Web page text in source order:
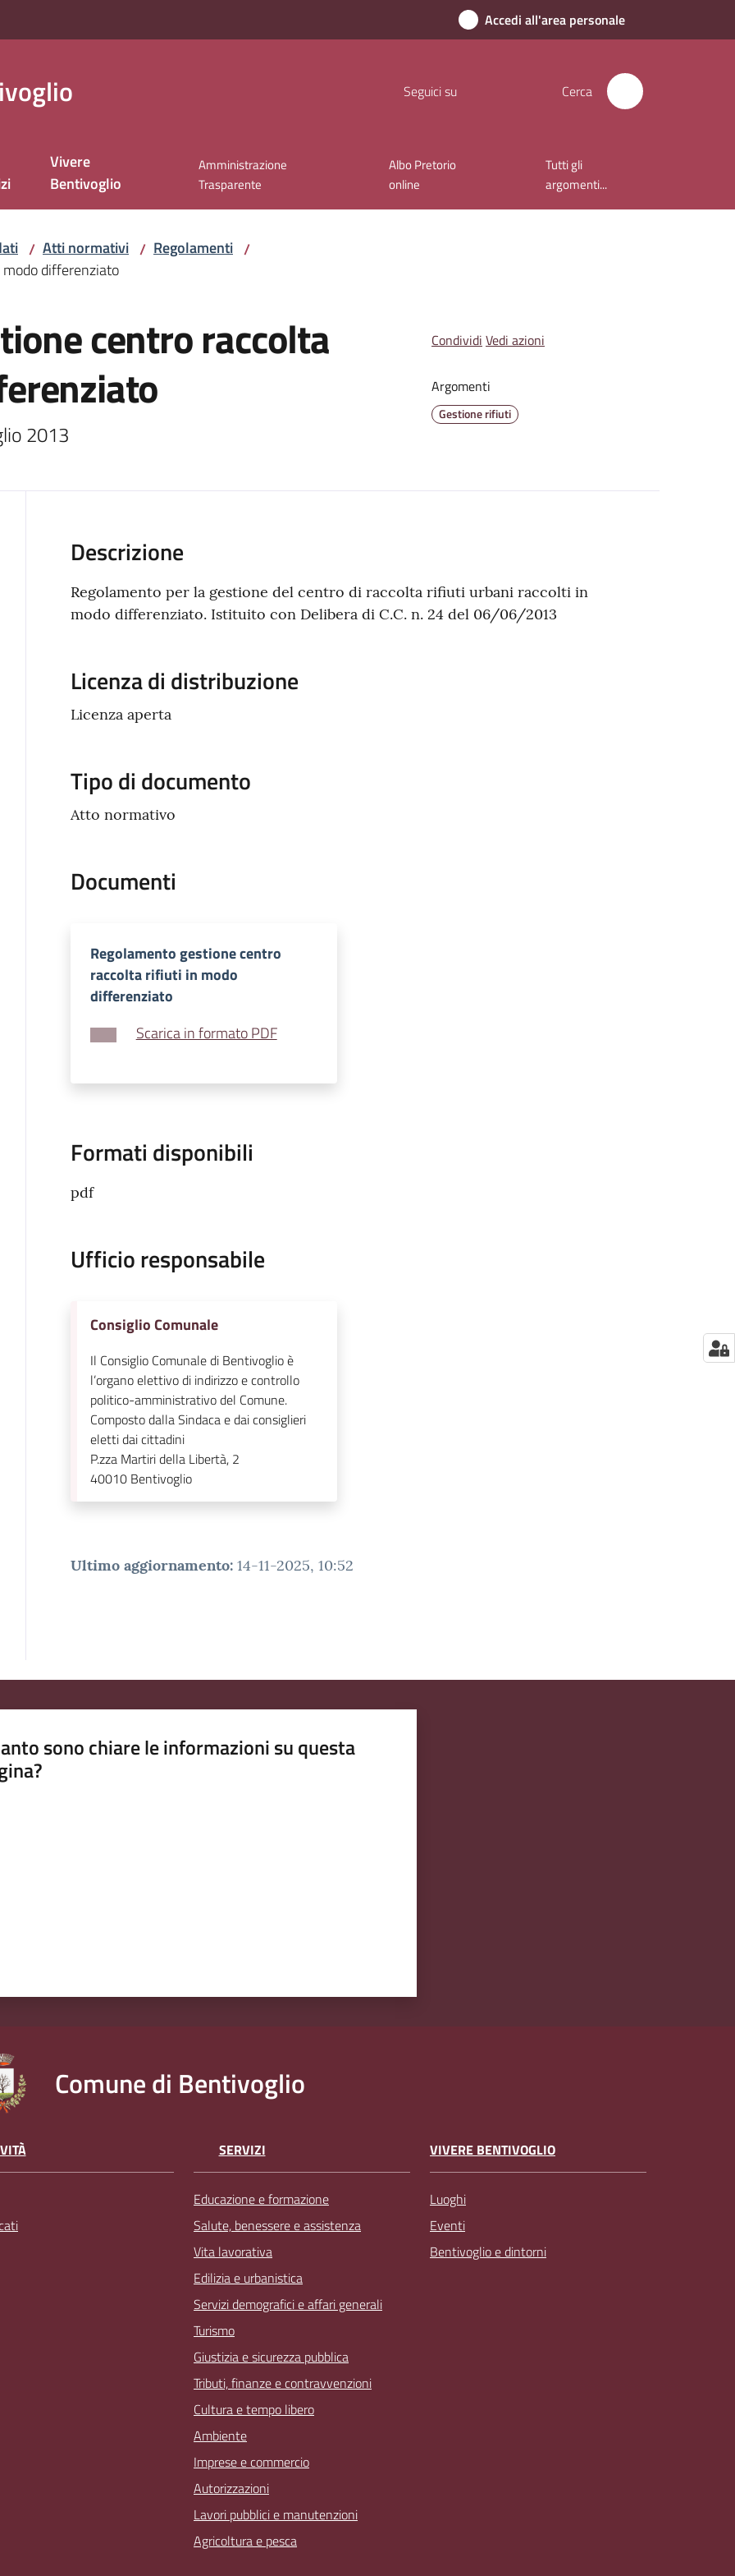
Accedi all'area personale
Seguici su Cerca
Vivere
Bentivoglio
Amministrazione
Trasparente
Albo Pretorio
online
Tutti gli
argomenti...
/ Atti normativi / Regolamenti /
differenziato
centro raccolta
2013
Condividi Vedi azioni
Argomenti
Gestione rifiuti
Descrizione
Regolamento per la gestione del centro di raccolta rifiuti urbani raccolti in
modo differenziato. Istituito con Delibera di C.C. n. 24 del 06/06/2013
Licenza di distribuzione
Licenza aperta
Tipo di documento
Atto normativo
Documenti
Regolamento gestione centro
raccolta rifiuti in modo
differenziato
Scarica in formato PDF
Formati disponibili
pdf
Ufficio responsabile
Consiglio Comunale
Il Consiglio Comunale di Bentivoglio è
l’organo elettivo di indirizzo e controllo
politico-amministrativo del Comune.
Composto dalla Sindaca e dai consiglieri
eletti dai cittadini
P.zza Martiri della Libertà, 2
40010 Bentivoglio
Ultimo aggiornamento: 14-11-2025, 10:52
sono chiare le informazioni su questa
Comune di Bentivoglio
SERVIZI
Educazione e formazione
Salute, benessere e assistenza
Vita lavorativa
Edilizia e urbanistica
Servizi demografici e affari generali
Turismo
Giustizia e sicurezza pubblica
Tributi, finanze e contravvenzioni
Cultura e tempo libero
Ambiente
Imprese e commercio
Autorizzazioni
Lavori pubblici e manutenzioni
Agricoltura e pesca
VIVERE BENTIVOGLIO
Luoghi
Eventi
Bentivoglio e dintorni